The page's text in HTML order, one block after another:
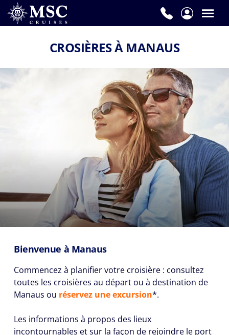
CROSIÈRES À MANAUS
Bienvenue à Manaus
Commencez à planifier votre croisière : consultez
toutes les croisières au départ ou à destination de
Manaus ou réservez une excursion*.
Les informations à propos des lieux
incontournables et sur la façon de rejoindre le port